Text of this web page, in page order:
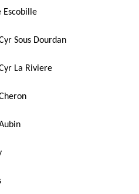
Escobille
Sous Dourdan
La Riviere